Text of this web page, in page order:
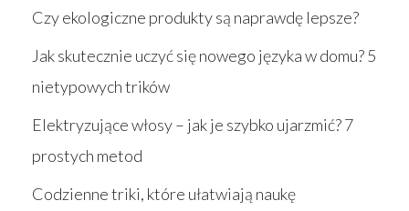
Czy ekologiczne produkty są naprawdę lepsze?
Jak skutecznie uczyć się nowego języka w domu? 5
nietypowych trików
Elektryzujące włosy – jak je szybko ujarzmić? 7
prostych metod
Codzienne triki, które ułatwiają naukę